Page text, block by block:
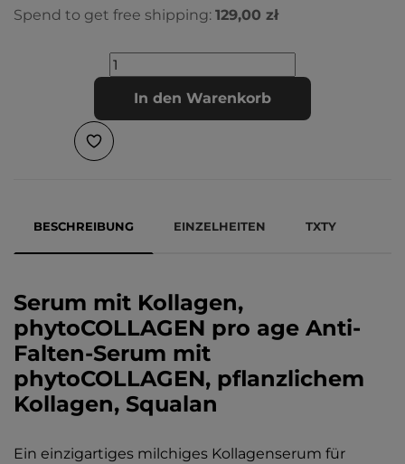
Spend to get free shipping: 129,00 zł
In den Warenkorb
BESCHREIBUNG EINZELHEITEN TXTY
Serum mit Kollagen,
phytoCOLLAGEN pro age Anti-
Falten-Serum mit
phytoCOLLAGEN, pflanzlichem
Kollagen, Squalan
Ein einzigartiges milchiges Kollagenserum für